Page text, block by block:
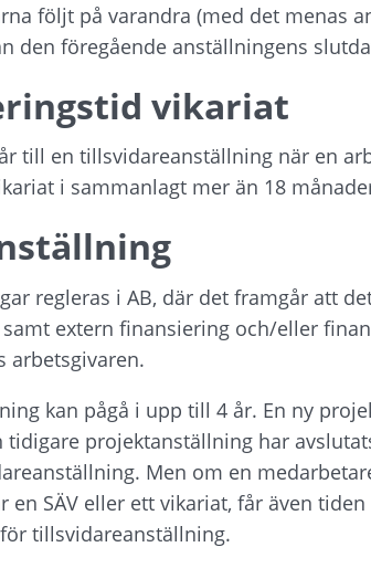
följt på varandra (med det menas
den föregående anställningens
vikariat
till en tillsvidareanställning när en
i sammanlagt mer än 18
regleras i AB, där det framgår att
extern finansiering och/eller
arbetsgivaren.
kan pågå i upp till 4 år. En ny
tidigare projektanställning har
Men om en
en SÄV eller ett vikariat, får även
tillsvidareanställning.